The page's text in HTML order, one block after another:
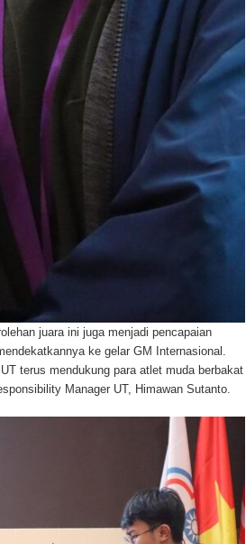
juara ini juga menjadi pencapaian
ke gelar GM Internasional.
terus mendukung para atlet muda berbakat
Manager UT, Himawan Sutanto.